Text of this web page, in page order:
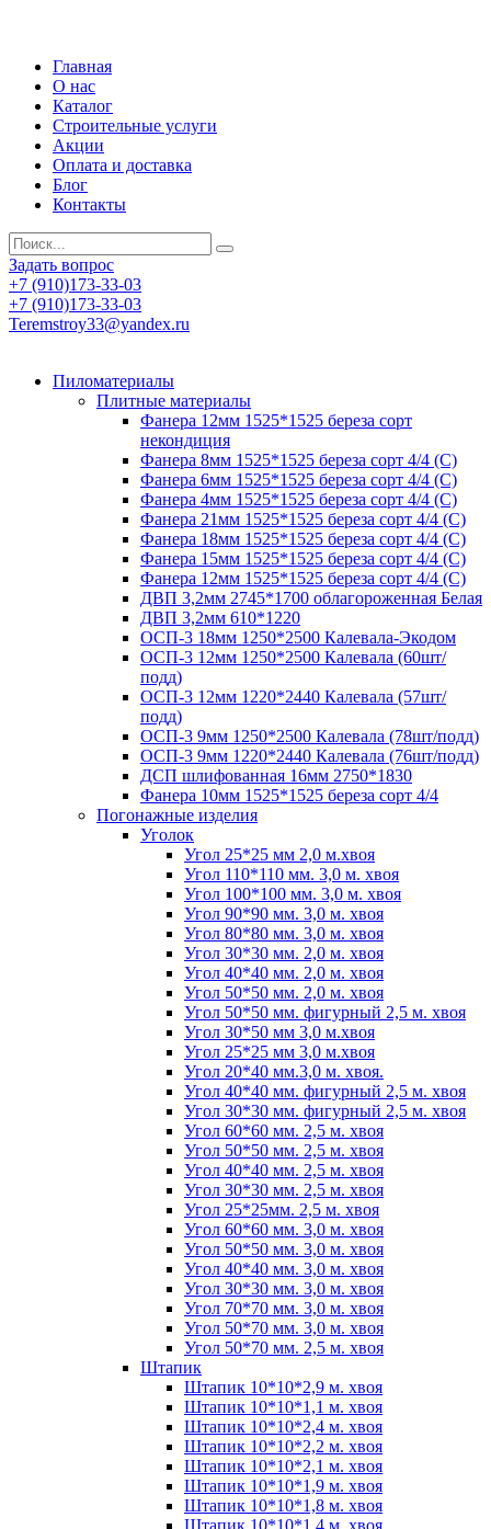
Главная
О нас
Каталог
Строительные услуги
Акции
Оплата и доставка
Блог
Контакты
Задать вопрос
+7 (910)173-33-03
+7 (910)173-33-03
Teremstroy33@yandex.ru
Пиломатериалы
Плитные материалы
Фанера 12мм 1525*1525 береза сорт
некондиция
Фанера 8мм 1525*1525 береза сорт 4/4 (С)
Фанера 6мм 1525*1525 береза сорт 4/4 (С)
Фанера 4мм 1525*1525 береза сорт 4/4 (С)
Фанера 21мм 1525*1525 береза сорт 4/4 (С)
Фанера 18мм 1525*1525 береза сорт 4/4 (С)
Фанера 15мм 1525*1525 береза сорт 4/4 (С)
Фанера 12мм 1525*1525 береза сорт 4/4 (С)
ДВП 3,2мм 2745*1700 облагороженная Белая
ДВП 3,2мм 610*1220
ОСП-3 18мм 1250*2500 Калевала-Экодом
ОСП-3 12мм 1250*2500 Калевала (60шт/
подд)
ОСП-3 12мм 1220*2440 Калевала (57шт/
подд)
ОСП-3 9мм 1250*2500 Калевала (78шт/подд)
ОСП-3 9мм 1220*2440 Калевала (76шт/подд)
ДСП шлифованная 16мм 2750*1830
Фанера 10мм 1525*1525 береза сорт 4/4
Погонажные изделия
Уголок
Угол 25*25 мм 2,0 м.хвоя
Угол 110*110 мм. 3,0 м. хвоя
Угол 100*100 мм. 3,0 м. хвоя
Угол 90*90 мм. 3,0 м. хвоя
Угол 80*80 мм. 3,0 м. хвоя
Угол 30*30 мм. 2,0 м. хвоя
Угол 40*40 мм. 2,0 м. хвоя
Угол 50*50 мм. 2,0 м. хвоя
Угол 50*50 мм. фигурный 2,5 м. хвоя
Угол 30*50 мм 3,0 м.хвоя
Угол 25*25 мм 3,0 м.хвоя
Угол 20*40 мм.3,0 м. хвоя.
Угол 40*40 мм. фигурный 2,5 м. хвоя
Угол 30*30 мм. фигурный 2,5 м. хвоя
Угол 60*60 мм. 2,5 м. хвоя
Угол 50*50 мм. 2,5 м. хвоя
Угол 40*40 мм. 2,5 м. хвоя
Угол 30*30 мм. 2,5 м. хвоя
Угол 25*25мм. 2,5 м. хвоя
Угол 60*60 мм. 3,0 м. хвоя
Угол 50*50 мм. 3,0 м. хвоя
Угол 40*40 мм. 3,0 м. хвоя
Угол 30*30 мм. 3,0 м. хвоя
Угол 70*70 мм. 3,0 м. хвоя
Угол 50*70 мм. 3,0 м. хвоя
Угол 50*70 мм. 2,5 м. хвоя
Штапик
Штапик 10*10*2,9 м. хвоя
Штапик 10*10*1,1 м. хвоя
Штапик 10*10*2,4 м. хвоя
Штапик 10*10*2,2 м. хвоя
Штапик 10*10*2,1 м. хвоя
Штапик 10*10*1,9 м. хвоя
Штапик 10*10*1,8 м. хвоя
Штапик 10*10*1,4 м. хвоя